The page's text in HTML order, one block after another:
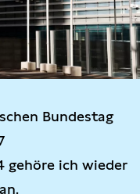
Bundestag
gehöre ich wieder